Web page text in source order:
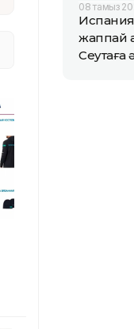
08 тамыз
жаппай
Сеутаға